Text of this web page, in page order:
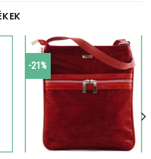
-21%